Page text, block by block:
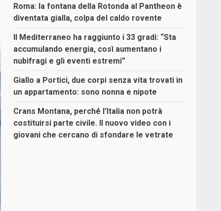
Roma: la fontana della Rotonda al Pantheon è
diventata gialla, colpa del caldo rovente
Il Mediterraneo ha raggiunto i 33 gradi: “Sta
accumulando energia, così aumentano i
nubifragi e gli eventi estremi”
Giallo a Portici, due corpi senza vita trovati in
un appartamento: sono nonna e nipote
Crans Montana, perché l’Italia non potrà
costituirsi parte civile. Il nuovo video con i
giovani che cercano di sfondare le vetrate